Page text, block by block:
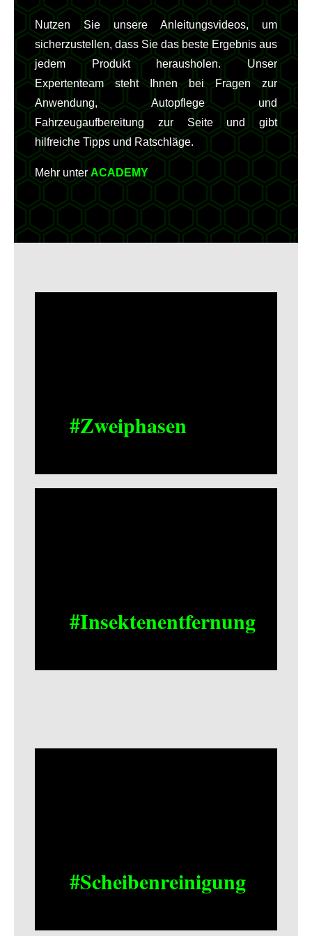
Nutzen Sie unsere Anleitungsvideos, um
sicherzustellen, dass Sie das beste Ergebnis aus
jedem Produkt herausholen. Unser
Expertenteam steht Ihnen bei Fragen zur
Anwendung, Autopflege und
Fahrzeugaufbereitung zur Seite und gibt
hilfreiche Tipps und Ratschläge.
Mehr unter ACADEMY
#Zweiphasen
#Insektenentfernung
#Scheibenreinigung